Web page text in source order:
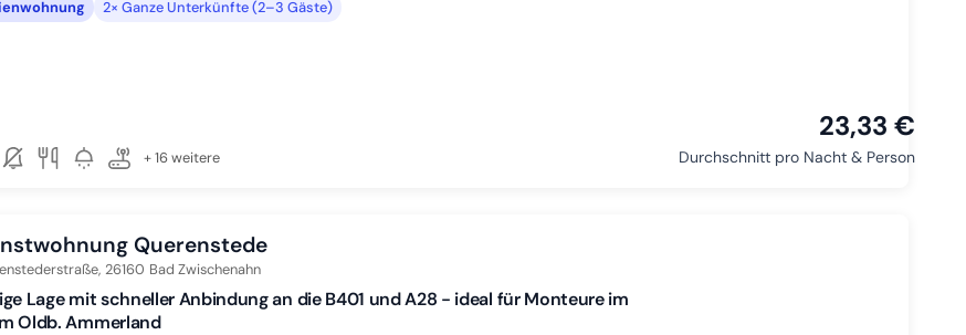
2× Ganze Unterkünfte (2–3 Gäste)
+ 16 weitere
23,33 €
Durchschnitt pro Nacht & Person
Querenstede
26160 Bad Zwischenahn
Lage mit schneller Anbindung an die B401 und A28 - ideal für Monteure im
Oldb. Ammerland